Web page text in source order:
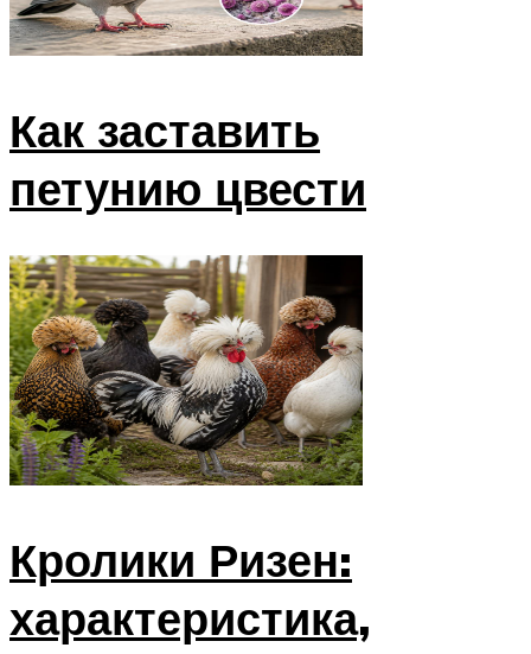
Как заставить
петунию цвести
Кролики Ризен:
характеристика,